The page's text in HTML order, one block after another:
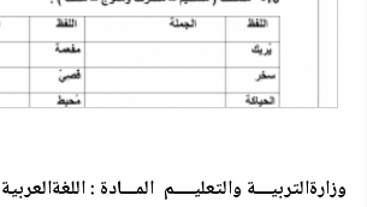
وزارةالتربيـــة والتعليــــم المـــادة : اللغةالعربية